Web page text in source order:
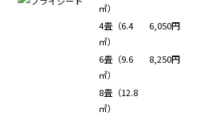
㎡）
4畳（6.4
㎡）
6,050円
6畳（9.6
㎡）
8,250円
8畳（12.8
㎡）